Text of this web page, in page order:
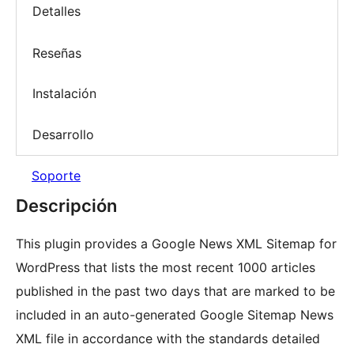
Detalles
Reseñas
Instalación
Desarrollo
Soporte
Descripción
This plugin provides a Google News XML Sitemap for
WordPress that lists the most recent 1000 articles
published in the past two days that are marked to be
included in an auto-generated Google Sitemap News
XML file in accordance with the standards detailed